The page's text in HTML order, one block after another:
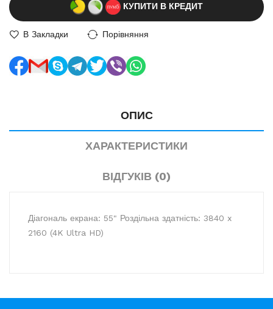
КУПИТИ В КРЕДИТ
В Закладки Порівняння
ОПИС
ХАРАКТЕРИСТИКИ
ВІДГУКІВ (0)
Діагональ екрана: 55" Роздільна здатність: 3840 x
2160 (4K Ultra HD)